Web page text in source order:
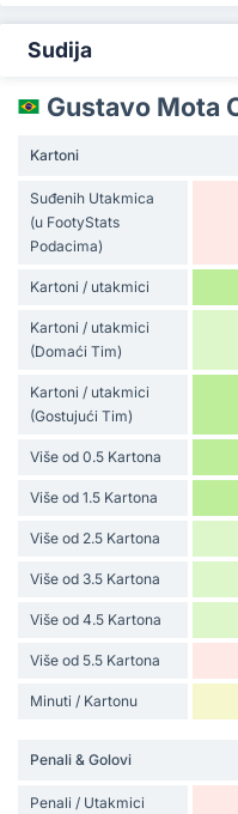
Sudija
Gustavo Mota
Kartoni
Suđenih Utakmica
(u FootyStats
Podacima)
Kartoni / utakmici
Kartoni / utakmici
(Domaći Tim)
Kartoni / utakmici
(Gostujući Tim)
Više od 0.5 Kartona
Više od 1.5 Kartona
Više od 2.5 Kartona
Više od 3.5 Kartona
Više od 4.5 Kartona
Više od 5.5 Kartona
Minuti / Kartonu
Penali & Golovi
Penali / Utakmici